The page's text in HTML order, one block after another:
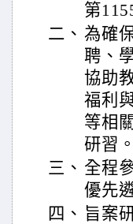
第
二、 為確
聘、
協助
福利
等相
研習。
三、 全程
優先
四、 旨案